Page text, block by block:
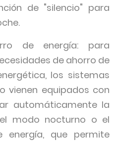
de "silencio" para
de energía: para
de ahorro de
los sistemas
vienen equipados con
automáticamente la
modo nocturno o el
que permite